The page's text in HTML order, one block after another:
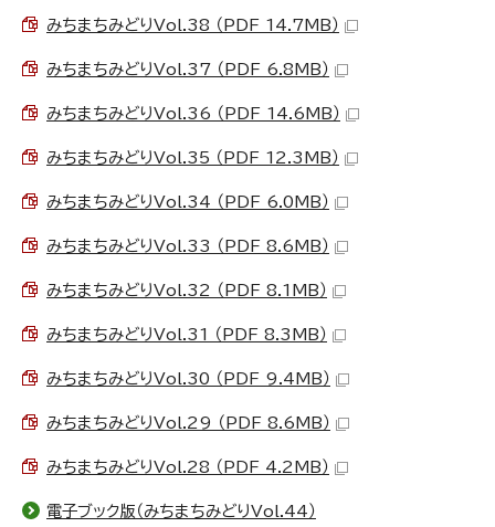
みちまちみどりVol.38 （PDF 14.7MB）
みちまちみどりVol.37 （PDF 6.8MB）
みちまちみどりVol.36 （PDF 14.6MB）
みちまちみどりVol.35 （PDF 12.3MB）
みちまちみどりVol.34 （PDF 6.0MB）
みちまちみどりVol.33 （PDF 8.6MB）
みちまちみどりVol.32 （PDF 8.1MB）
みちまちみどりVol.31 （PDF 8.3MB）
みちまちみどりVol.30 （PDF 9.4MB）
みちまちみどりVol.29 （PDF 8.6MB）
みちまちみどりVol.28 （PDF 4.2MB）
電子ブック版（みちまちみどりVol.44）